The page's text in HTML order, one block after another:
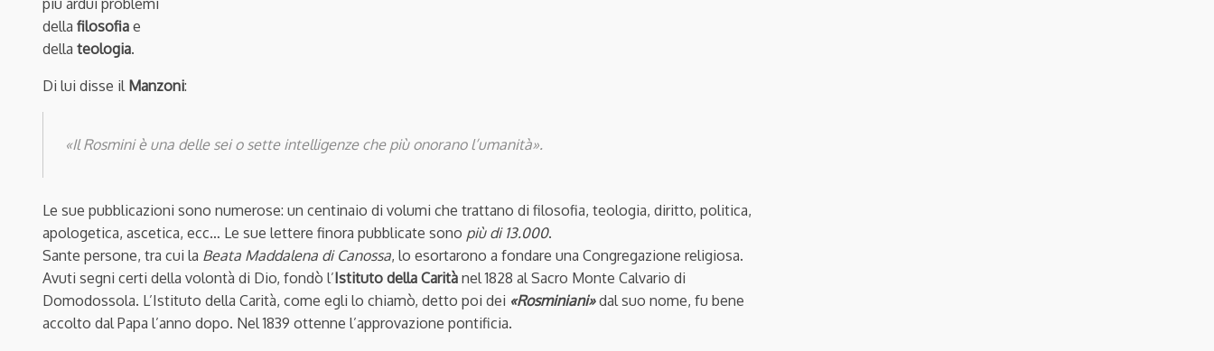
più ardui problemi
della filosofia e
della teologia.
Di lui disse il Manzoni:
«Il Rosmini è una delle sei o sette intelligenze che più onorano l’umanità».
Le sue pubblicazioni sono numerose: un centinaio di volumi che trattano di filosofia, teologia, diritto, politica,
apologetica, ascetica, ecc… Le sue lettere finora pubblicate sono più di 13.000.
Sante persone, tra cui la Beata Maddalena di Canossa, lo esortarono a fondare una Congregazione religiosa.
Avuti segni certi della volontà di Dio, fondò l’Istituto della Carità nel 1828 al Sacro Monte Calvario di
Domodossola. L’Istituto della Carità, come egli lo chiamò, detto poi dei «Rosminiani»dal suo nome, fu bene
accolto dal Papa l’anno dopo. Nel 1839 ottenne l’approvazione pontificia.